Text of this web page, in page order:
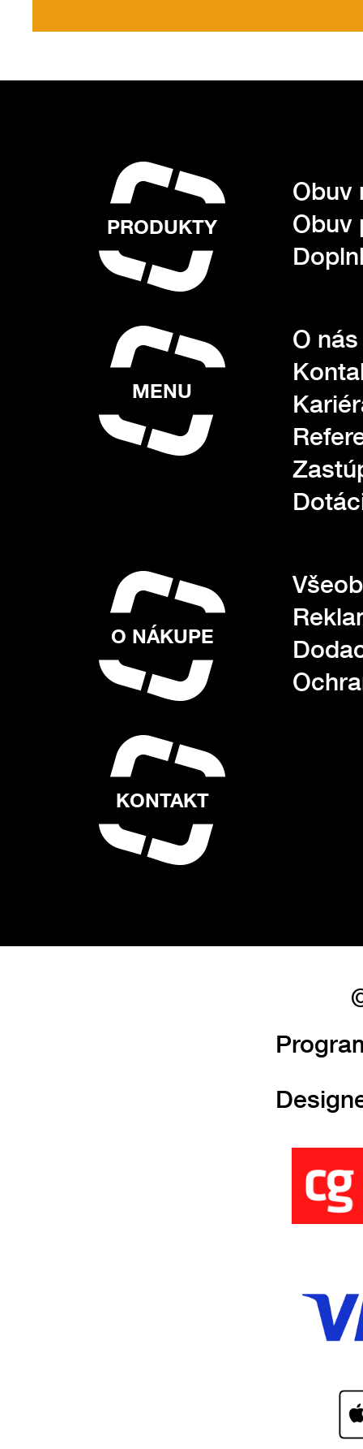
PRODUKTY
Obuv
Obuv
MENU
O nás
O NÁKUPE
KONTAKT